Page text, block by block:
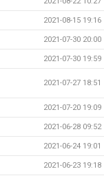
2021-08-15 19:16
2021-07-30 20:00
2021-07-30 19:59
2021-07-27 18:51
2021-07-20 19:09
2021-06-28 09:52
2021-06-24 19:01
2021-06-23 19:18